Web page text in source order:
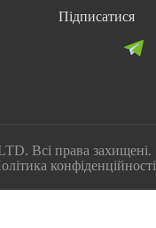
Підписатися
Всі права захищені.
конфіденційності